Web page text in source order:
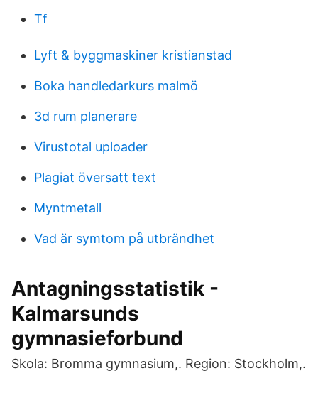
Tf
Lyft & byggmaskiner kristianstad
Boka handledarkurs malmö
3d rum planerare
Virustotal uploader
Plagiat översatt text
Myntmetall
Vad är symtom på utbrändhet
Antagningsstatistik -
Kalmarsunds
gymnasieforbund
Skola: Bromma gymnasium,. Region: Stockholm,.